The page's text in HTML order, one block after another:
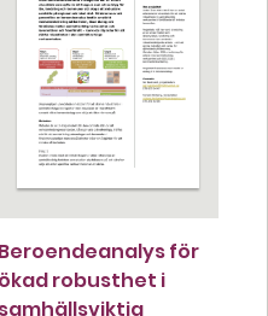
Beroendeanalys för
ökad robusthet i
samhällsviktig